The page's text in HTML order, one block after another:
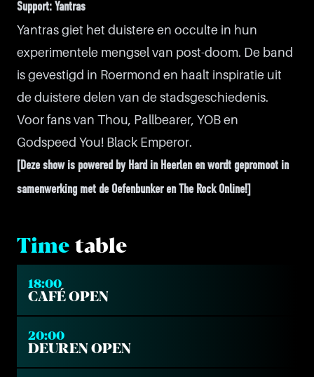
Support: Yantras
Yantras giet het duistere en occulte in hun
experimentele mengsel van post-doom. De band
is gevestigd in Roermond en haalt inspiratie uit
de duistere delen van de stadsgeschiedenis.
Voor fans van Thou, Pallbearer, YOB en
Godspeed You! Black Emperor.
[Deze show is powered by Hard in Heerlen en wordt gepromoot in
samenwerking met de Oefenbunker en The Rock Online!]
Time table
18:00
CAFÉ OPEN
20:00
DEUREN OPEN